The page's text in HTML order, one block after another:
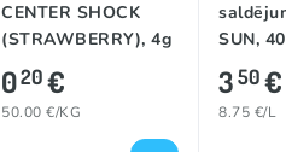
CENTER SHOCK
(STRAWBERRY), 4g
020€
50.00 €/KG
SUN,
350€
8.75 €/L